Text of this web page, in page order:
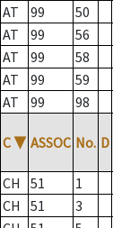
AT
99 50
AT
99 56
AT
99 58
AT
99 59
AT
99 98
C ▼ ASSOC No. D
CH 51 1
CH
51 3